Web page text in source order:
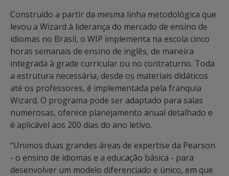
Construído a partir da mesma linha metodológica que
levou a Wizard à liderança do mercado de ensino de
idiomas no Brasil, o WIP implementa na escola cinco
horas semanais de ensino de inglês, de maneira
integrada à grade curricular ou no contraturno. Toda
a estrutura necessária, desde os materiais didáticos
até os professores, é implementada pela franquia
Wizard. O programa pode ser adaptado para salas
numerosas, oferece planejamento anual detalhado e
é aplicável aos 200 dias do ano letivo.
“Unimos duas grandes áreas de expertise da Pearson
- o ensino de idiomas e a educação básica - para
desenvolver um modelo diferenciado e único, em que